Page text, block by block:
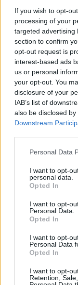
If you wish to opt-
processing of your
targeted advertising
section to confirm
opt-out request is
interest-based ads
us or personal
your opt-out. You
disclosure of your
IAB’s list of
also be disclosed
Downstream
Personal Data
I want to opt-
personal data.
Opted In
I want to opt-
Personal Data.
Opted In
I want to opt-
Personal Data
Opted In
I want to opt-
Retention,
Taip pat
klubo
nukentėjo nuo
The agression
hit, push and yank
@DariuszMioduski,
situation, it is truly
explained by
disaster…https://
— Roman Kołtoń
Nyderlandų
kad „Legia“
pareigūnus.
Incidentas
Mateuszo
Lenkijos